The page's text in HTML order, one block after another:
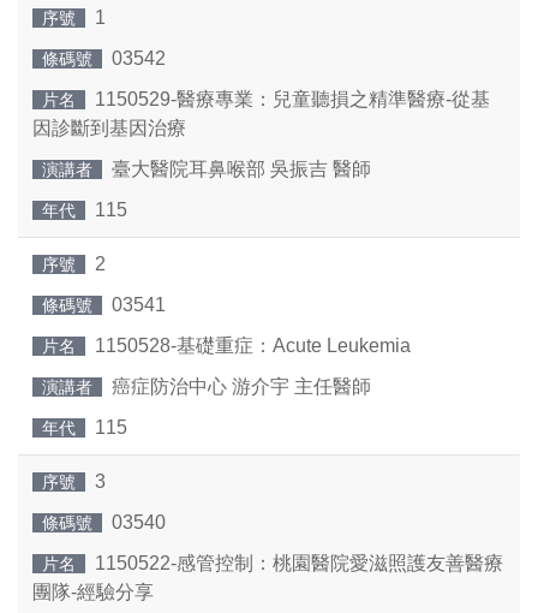
序號 1
條碼號 03542
片名
1150529-醫療專業：兒童聽損之精準醫療-從基
因診斷到基因治療
演講者 臺大醫院耳鼻喉部 吳振吉 醫師
年代 115
序號 2
條碼號 03541
片名 1150528-基礎重症：Acute Leukemia
演講者 癌症防治中心 游介宇 主任醫師
年代 115
序號 3
條碼號 03540
片名
1150522-感管控制：桃園醫院愛滋照護友善醫療
團隊-經驗分享